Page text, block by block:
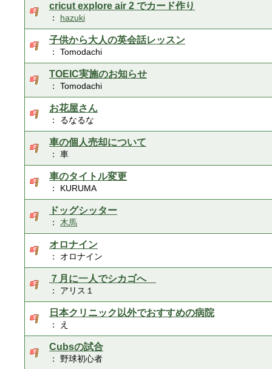
cricut explore air 2 でカード作り
： hazuki
子供から大人の英会話レッスン
： Tomodachi
TOEIC実施のお知らせ
： Tomodachi
お花屋さん
： るなるな
車の個人売却について
： 車
車のタイトル変更
： KURUMA
ドッグシッター
： 木馬
オロナイン
： オロナイン
７月に一人でシカゴへ
： アリス１
日本クリニック以外でおすすめの病院
： え
Cubsの試合
： 野球初心者